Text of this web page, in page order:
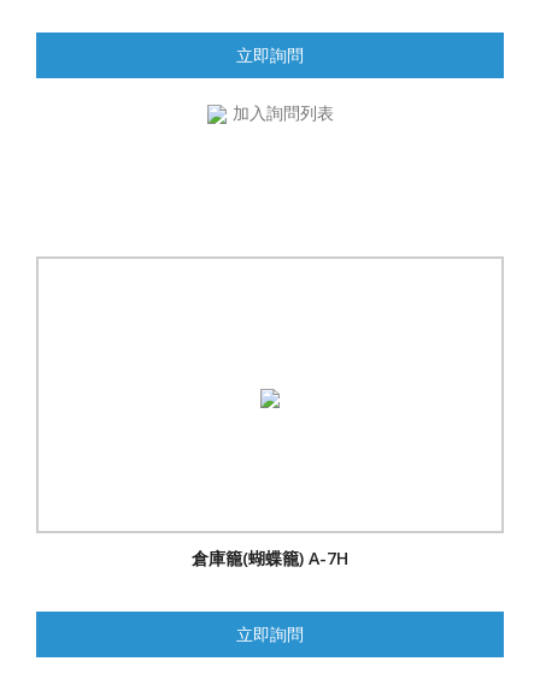
立即詢問
加入詢問列表
倉庫籠(蝴蝶籠) A-7H
立即詢問